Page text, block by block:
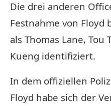
Die drei anderen
Festnahme von
als Thomas Lane, Tou
Kueng identifiziert.
In dem offiziellen
Floyd habe sich der